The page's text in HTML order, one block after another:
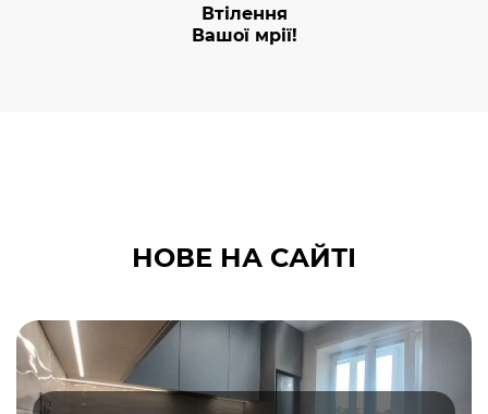
Втілення
Вашої мрії!
НОВЕ НА САЙТІ